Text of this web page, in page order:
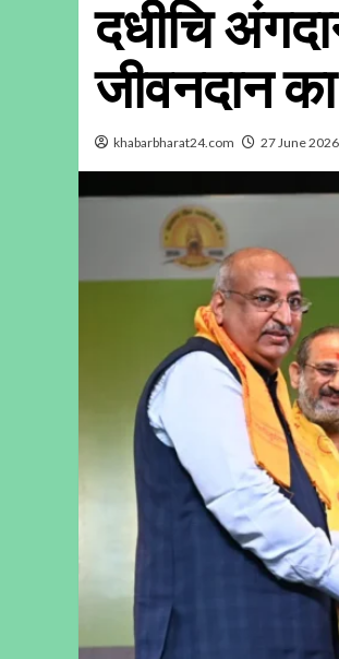
दधीचि
जीवनदान
khabarbharat24.com 27 June 2026